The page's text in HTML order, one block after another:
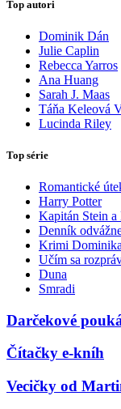
Top autori
Dominik Dán
Julie Caplin
Rebecca Yarros
Ana Huang
Sarah J. Maas
Táňa Keleová
Lucinda Riley
Top série
Romantické
Harry Potter
Kapitán Stein
Denník
Krimi
Učím sa
Duna
Smradi
Darčekové
Čítačky e-kníh
Vecičky od